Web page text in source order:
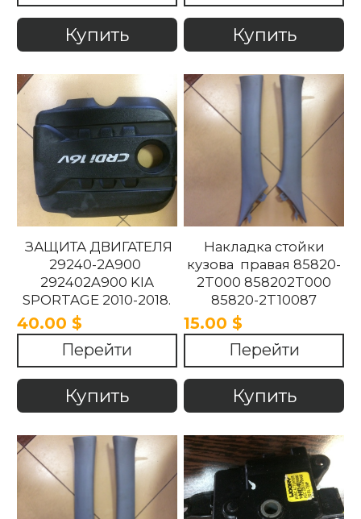
Купить Купить
ЗАЩИТА ДВИГАТЕЛЯ
29240-2A900
292402A900 KIA
SPORTAGE 2010-2018.
40.00 $
Перейти
Купить
Накладка стойки
кузова правая 85820-
2T000 858202T000
85820-2T10087
858202T10087 85820-
2T100UP
858202T100UP Kia
Optima 2010 -2015
15.00 $
Перейти
Купить